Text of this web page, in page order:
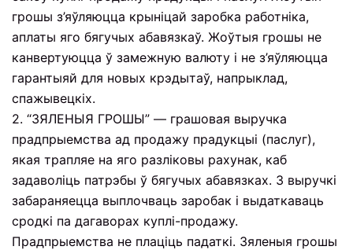
грошы з’яўляюцца крыніцай заробка работніка,
аплаты яго бягучых абавязкаў. Жоўтыя грошы не
канвертуюцца ў замежную валюту і не з’яўляюцца
гарантыяй для новых крэдытаў, напрыклад,
спажывецкіх.
2. “ЗЯЛЕНЫЯ ГРОШЫ” — грашовая выручка
прадпрыемства ад продажу прадукцыі (паслуг),
якая трапляе на яго разліковы рахунак, каб
задаволіць патрэбы ў бягучых абавязках. З выручкі
забараняецца выплочваць заробак і выдаткаваць
сродкі па дагаворах куплі-продажу.
Прадпрыемства не плаціць падаткі. Зяленыя грошы